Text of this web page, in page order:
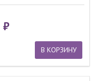
В КОРЗИНУ